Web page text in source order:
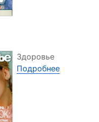
Здоровье
Подробнее